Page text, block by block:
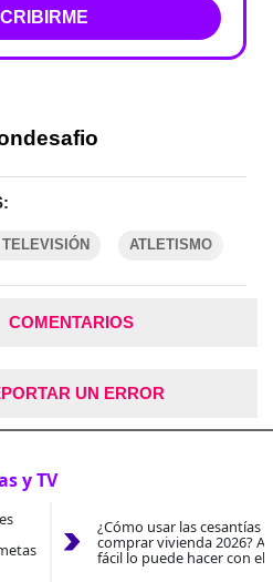
ATLETISMO
COMENTARIOS
UN ERROR
y TV
¿Cómo usar las cesantías
comprar vivienda 2026?
fácil lo puede hacer con el